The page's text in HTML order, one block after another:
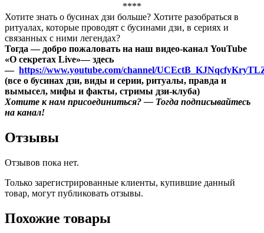
****
Хотите знать о бусинах дзи больше? Хотите разобраться в
ритуалах, которые проводят с бусинами дзи, в сериях и
связанных с ними легендах?
Тогда — добро пожаловать на наш видео-канал YouTube
«О секретах Live»— здесь
— https://www.youtube.com/channel/
(все о бусинах дзи, виды и серии, ритуалы, правда и
вымысел, мифы и факты, стримы дзи-клуба)
Хотите к нам присоединиться? — Тогда подписывайтесь
на канал!
Отзывы
Отзывов пока нет.
Только зарегистрированные клиенты, купившие данный
товар, могут публиковать отзывы.
Похожие товары